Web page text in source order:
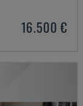
16.500 €